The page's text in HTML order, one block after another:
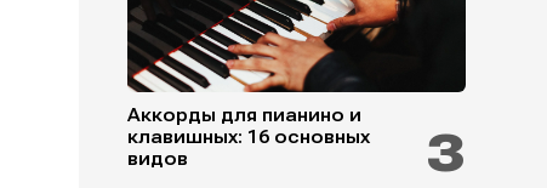
Аккорды для пианино и
клавишных: 16 основных
видов